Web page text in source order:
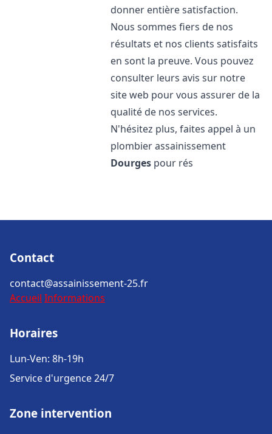
donner entière satisfaction.
Nous sommes fiers de nos
résultats et nos clients satisfaits
en sont la preuve. Vous pouvez
consulter leurs avis sur notre
site web pour vous assurer de la
qualité de nos services.
N'hésitez plus, faites appel à un
plombier assainissement
Dourges pour rés
Contact
contact@assainissement-25.fr
Accueil Informations
Horaires
Lun-Ven: 8h-19h
Service d'urgence 24/7
Zone intervention